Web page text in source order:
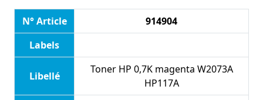
N° Article
914904
Labels
Libellé
Toner HP 0,7K magenta W2073A
HP117A